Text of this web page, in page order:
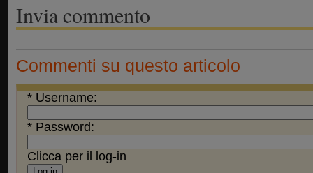
Invia commento
Commenti su questo articolo
* Username:
* Password:
Clicca per il log-in